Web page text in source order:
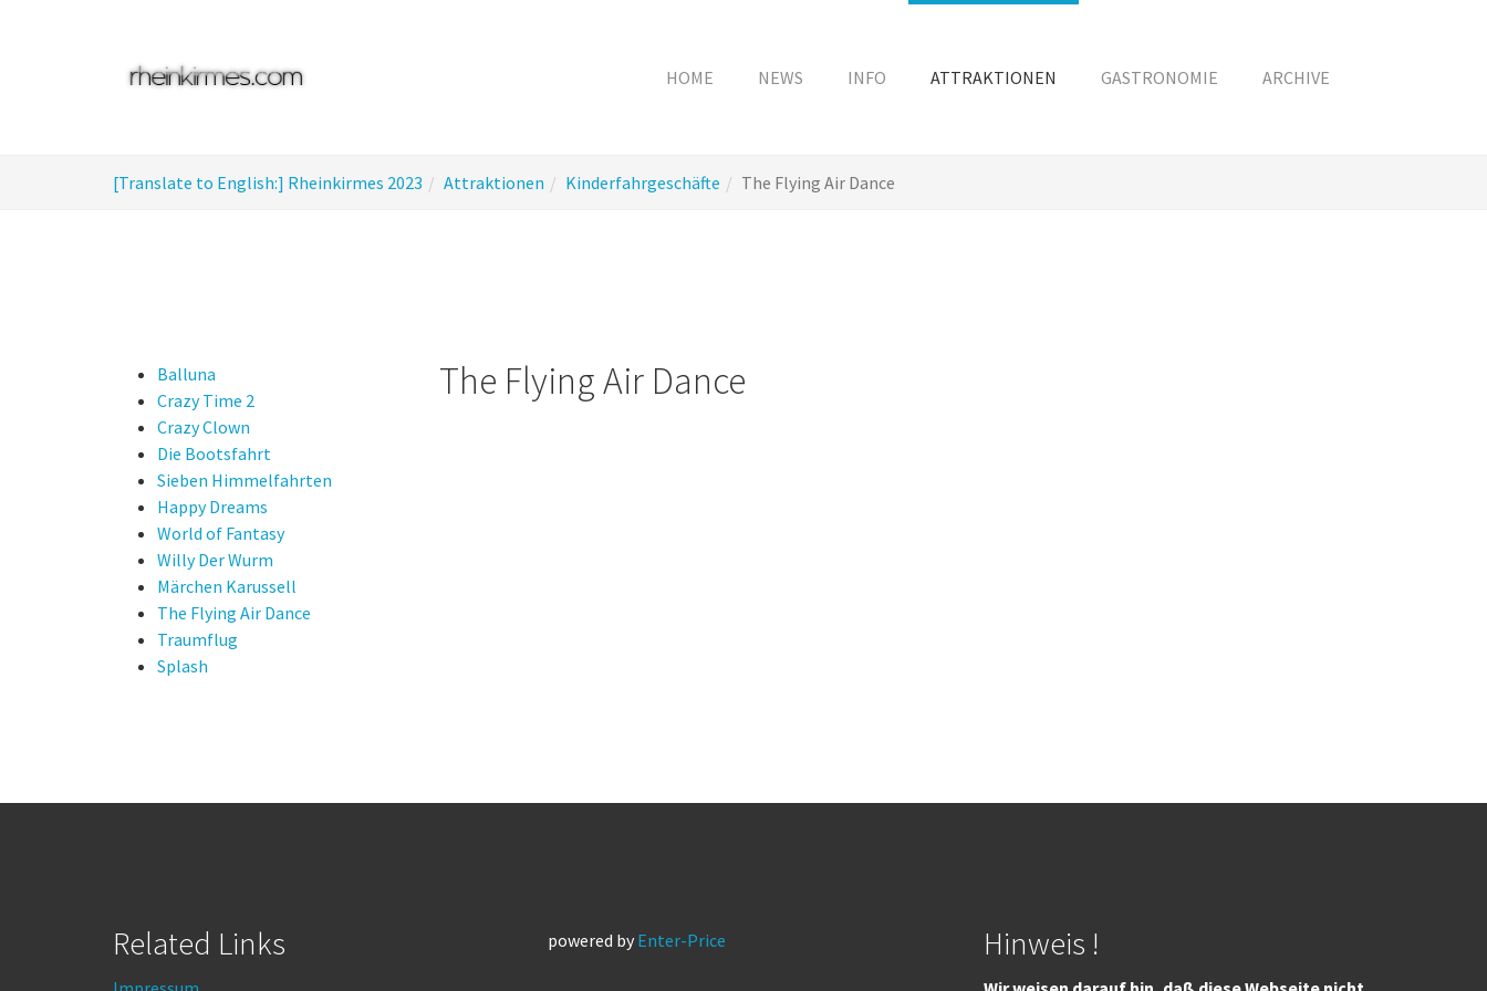
HOME NEWS INFO ATTRAKTIONEN GASTRONOMIE ARCHIVE
are
[Translate to English:] Rheinkirmes 2023 Attraktionen Kinderfahrgeschäfte The Flying Air Dance
Balluna
Crazy Time 2
Crazy Clown
Die Bootsfahrt
Sieben Himmelfahrten
Happy Dreams
World of Fantasy
Willy Der Wurm
Märchen Karussell
The Flying Air Dance
Traumflug
Splash
The Flying Air Dance
Related Links powered by Enter-Price Hinweis !